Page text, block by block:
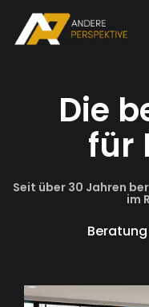
Die
für
Seit über 30 Jahren
im